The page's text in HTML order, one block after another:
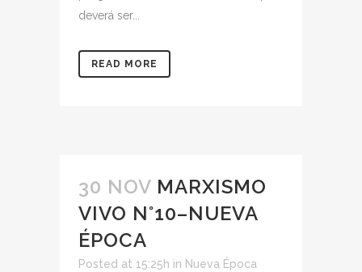
deverá ser...
READ MORE
30 NOV MARXISMO
VIVO N°10–NUEVA
ÉPOCA
Posted at 15:25h in Nueva Época